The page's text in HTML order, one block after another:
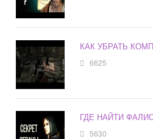
КАК УБРАТЬ
6625
ГДЕ НАЙТИ
5630